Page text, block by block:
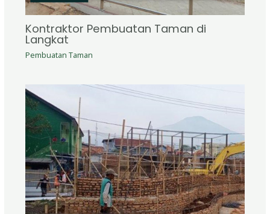
Kontraktor Pembuatan Taman di
Langkat
Pembuatan Taman